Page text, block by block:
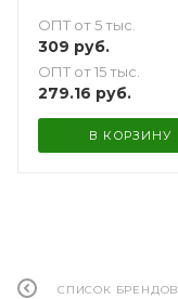
ОПТ от 5 тыс.
309 руб.
ОПТ от 15 тыс.
279.16 руб.
В КОРЗИНУ
СПИСОК БРЕНДОВ